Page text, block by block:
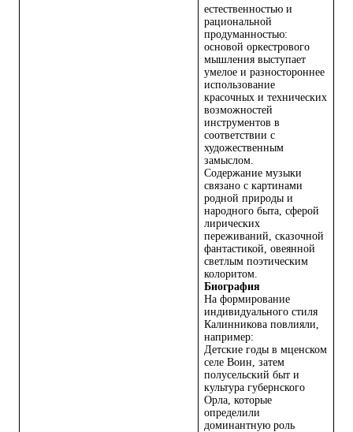
естественностью и
рациональной
продуманностью:
основой оркестрового
мышления выступает
умелое и разностороннее
использование
красочных и технических
возможностей
инструментов в
соответствии с
художественным
замыслом.
Содержание музыки
связано с картинами
родной природы и
народного быта, сферой
лирических
переживаний, сказочной
фантастикой, овеянной
светлым поэтическим
колоритом.
Биография
На формирование
индивидуального стиля
Калинникова повлияли,
например:
Детские годы в мценском
селе Воин, затем
полусельский быт и
культура губернского
Орла, которые
определили
доминантную роль